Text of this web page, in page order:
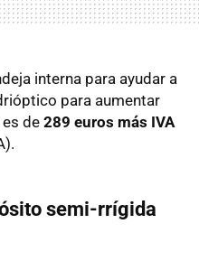
interna para ayudar a
para aumentar
de 289 euros más IVA
semi-rrígida